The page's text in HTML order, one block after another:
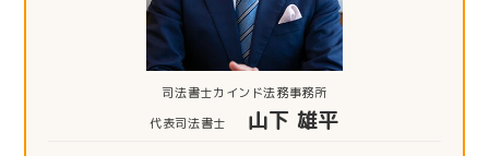
司法書士カインド法務事務所
代表司法書士
山下 雄平